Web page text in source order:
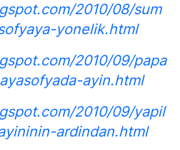
2010/08/sum
yonelik.html
2010/09/papa
ayin.html
2010/09/yapil
ardindan.html